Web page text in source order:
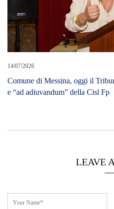
14/07/2026
Comune di Messina, oggi il
e “ad adiuvandum” della Cisl Fp
LEAVE